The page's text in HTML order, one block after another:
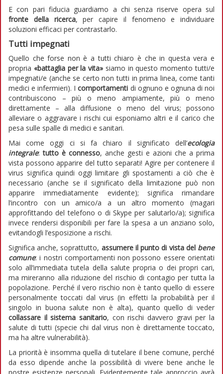
E con pari fiducia guardiamo a chi senza riserve opera sul
fronte della ricerca, per capire il fenomeno e individuare
soluzioni efficaci per contrastarlo.
Tutti impegnati
Quello che forse non è a tutti chiaro è che in questa vera e
propria «battaglia per la vita» siamo in questo momento tutti/e
impegnati/e (anche se certo non tutti in prima linea, come tanti
medici e infermieri). Icomportamenti di ognuno e ognuna di noi
contribuiscono – più o meno ampiamente, più o meno
direttamente – alla diffusione o meno del virus; possono
alleviare o aggravare i rischi cui esponiamo altri e il carico che
pesa sulle spalle di medici e sanitari.
Mai come oggi ci si fa chiaro il significato dell’ecologia
integrale:tutto è connesso, anche gesti e azioni che a prima
vista possono apparire del tutto separati! Agire per contenere il
virus significa quindi oggi limitare gli spostamenti a ciò che è
necessario (anche se il significato della limitazione può non
apparire immediatamente evidente); significa rimandare
l’incontro con un amico/a a un altro momento (magari
approfittando del telefono o di Skype per salutarlo/a); significa
invece rendersi disponibili per fare la spesa a un anziano solo,
evitandogli l’esposizione a rischi.
Significa anche, soprattutto, assumere il punto di vista del bene
comune: i nostri comportamenti non possono essere orientati
solo all’immediata tutela della salute propria o dei propri cari,
ma mireranno alla riduzione del rischio di contagio per tutta la
popolazione. Perché il vero rischio non è tanto quello di essere
personalmente toccati dal virus (in effetti la probabilità per il
singolo in buona salute non è alta), quanto quello di veder
collassare il sistema sanitario, con rischi davvero gravi per la
salute di tutti (specie chi dal virus non è direttamente toccato,
ma ha altre vulnerabilità).
La priorità è insomma quella di tutelare il bene comune, perché
da esso dipende anche la possibilità di vivere bene anche le